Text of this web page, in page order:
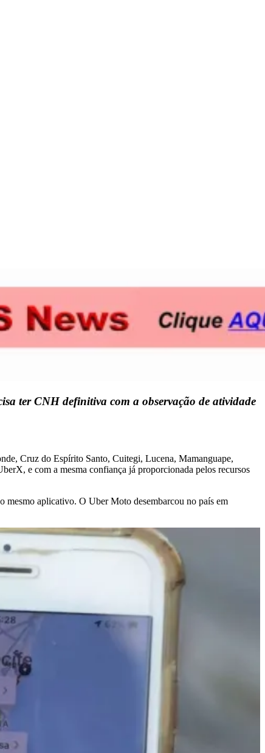
ter CNH definitiva com a observação de atividade
Cruz do Espírito Santo, Cuitegi, Lucena, Mamanguape,
e com a mesma confiança já proporcionada pelos recursos
mesmo aplicativo. O Uber Moto desembarcou no país em